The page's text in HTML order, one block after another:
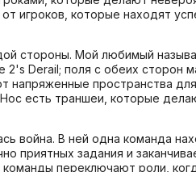
игроков, которые находят
стороны. Мой любимый
Derail; поля с обеих сторон
напряженные пространства
есть траншеи, которые
война. В ней одна команда
приятных задания и
переключают роли,